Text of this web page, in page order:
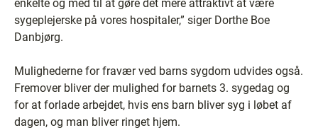
enkelte og med til at gøre det mere attraktivt at være
sygeplejerske på vores hospitaler,” siger Dorthe Boe
Danbjørg.
Mulighederne for fravær ved barns sygdom udvides også.
Fremover bliver der mulighed for barnets 3. sygedag og
for at forlade arbejdet, hvis ens barn bliver syg i løbet af
dagen, og man bliver ringet hjem.